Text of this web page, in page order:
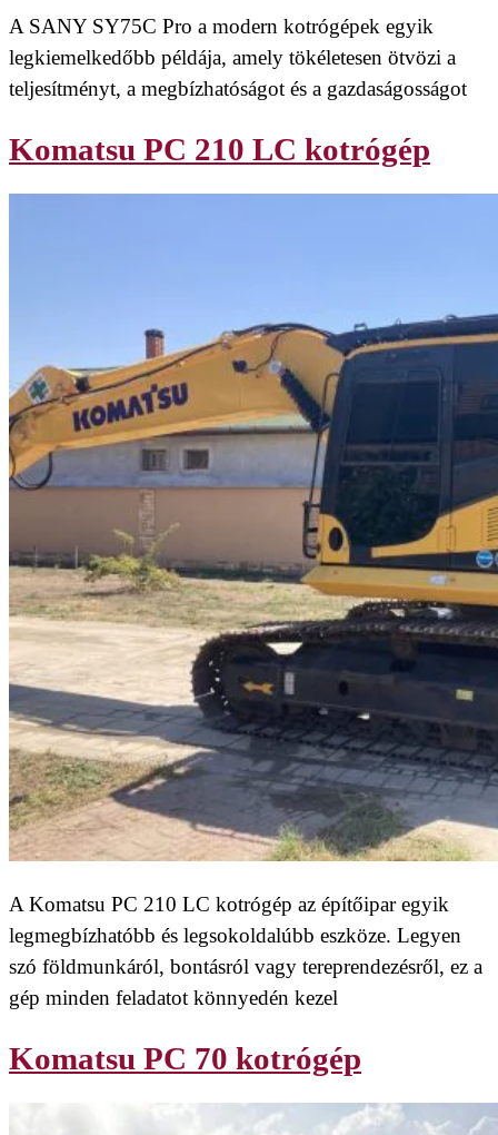
A SANY SY75C Pro a modern kotrógépek egyik
legkiemelkedőbb példája, amely tökéletesen ötvözi a
teljesítményt, a megbízhatóságot és a gazdaságosságot
Komatsu PC 210 LC kotrógép
A Komatsu PC 210 LC kotrógép az építőipar egyik
legmegbízhatóbb és legsokoldalúbb eszköze. Legyen
szó földmunkáról, bontásról vagy tereprendezésről, ez a
gép minden feladatot könnyedén kezel
Komatsu PC 70 kotrógép